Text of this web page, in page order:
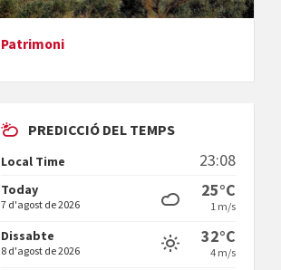
mare&quot;, d'Emma Zafon
En Bum
Patrimoni
PREDICCIÓ DEL TEMPS
Local Time 23:08
Today
7 d'agost de 2026
25°C
1 m/s
Dissabte
8 d'agost de 2026
32°C
4 m/s